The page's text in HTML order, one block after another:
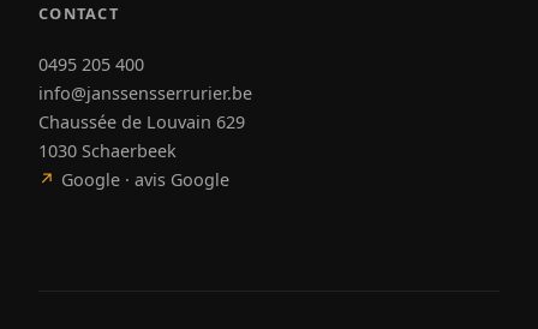
CONTACT
0495 205 400
info@janssensserrurier.be
Chaussée de Louvain 629
1030 Schaerbeek
↗ Google · avis Google